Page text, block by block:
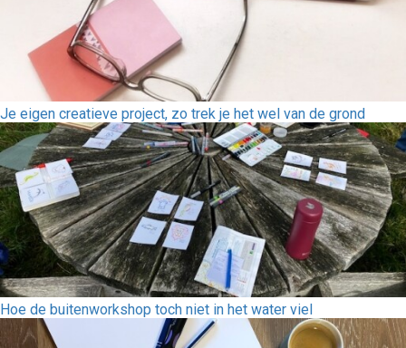
Je eigen creatieve project, zo trek je het wel van de grond
Hoe de buitenworkshop toch niet in het water viel